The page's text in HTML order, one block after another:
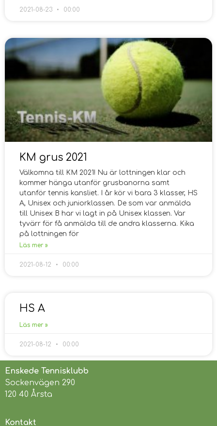
2021-08-23 00:00
KM grus 2021
Välkomna till KM 2021! Nu är lottningen klar och
kommer hänga utanför grusbanorna samt
utanför tennis kansliet. I år kör vi bara 3 klasser, HS
A, Unisex och juniorklassen. De som var anmälda
till Unisex B har vi lagt in på Unisex klassen. Var
tyvärr för få anmälda till de andra klasserna. Kika
på lottningen för
Läs mer »
2021-08-12 00:00
HS A
Läs mer »
2021-08-12 00:00
Enskede Tennisklubb
Sockenvägen 290
120 40 Årsta
Kontakt